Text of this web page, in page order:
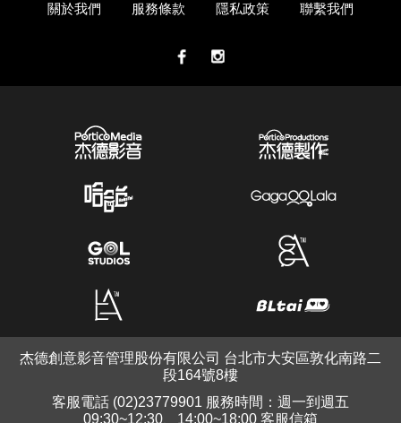
關於我們 服務條款 隱私政策 聯繫我們
杰德創意影音管理股份有限公司 台北市大安區敦化南路二
段164號8樓
客服電話 (02)23779901 服務時間：週一到週五
09:30~12:30、14:00~18:00 客服信箱